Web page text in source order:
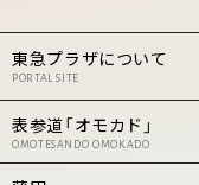
東急プラザについて
PORTAL SITE
表参道「オモカド」
OMOTESANDO OMOKADO